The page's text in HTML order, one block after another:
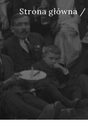
Strona główna